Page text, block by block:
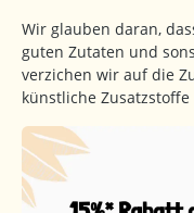
Wir glauben daran,
guten Zutaten und
verzichen wir auf die
künstliche